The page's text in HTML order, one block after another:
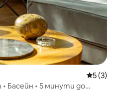
Средна
5 (3)
Басейн • 5 минути до